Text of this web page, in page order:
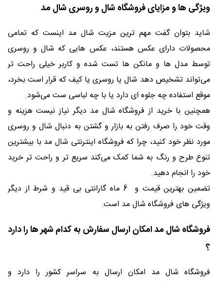
ویژگی ها و مزایای فروشگاه شال و روسری شال مد
شاید بتوان گفت مهم ترین مزیت شال مد اینست که تمامی
محصولات دارای عکس هستند، عکس هایی که شال و روسری
توسط مدل ها و مانکن ها تست شده و کاربر خیلی راحت تر
می‌تواند تشخیص دهد شال یا روسری یا کیف که قرار است بخرد،
موقع استفاده چه جلوه ای دارد یا با چه لباسی ست می‌شود.
همچنین با خرید از فروشگاه شال مد دیگر نیاز نیست هزینه و
وقت خود را صرف رفتن به بازار و گشتن به دنبال شال و روسری
مورد نظر خود کنید، چرا که فروشگاه اینترنتی شال مد با بیشترین
تنوع طرح و رنگ به شما کمک می‌کند سریع تر و راحت تر خرید
خود را انجام دهید.
تضمین بهترین قیمت و 6 ماه گارانتی بی قید و شرط از دیگر
ویژگی های فروشگاه شال مد است.
فروشگاه شال مد امکان ارسال سفارش به کدام شهر ها را دارد
؟
فروشگاه شال مد امکان ارسال به سراسر کشور را دارد و